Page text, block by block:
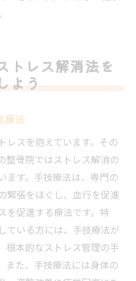
トレス解消法を
よう
療法
レスを抱えています。その
整骨院ではストレス解消の
ます。手技療法は、専門の
緊張をほぐし、血行を促進
を促進する療法です。特
ている方には、手技療法が
根本的なストレス管理の手
また、手技療法には身体の